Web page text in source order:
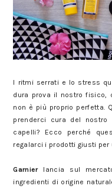
I ritmi serrati e lo stress
dura prova il nostro fisico,
non è più proprio perfetta.
prenderci cura del
capelli? Ecco perché
regalarci i prodotti giusti per
Garnierlancia sul
ingredienti di origine